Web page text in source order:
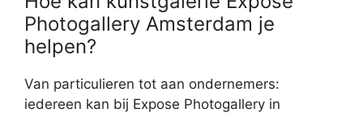
Photogallery Amsterdam je
helpen?
Van particulieren tot aan ondernemers:
iedereen kan bij Expose Photogallery in